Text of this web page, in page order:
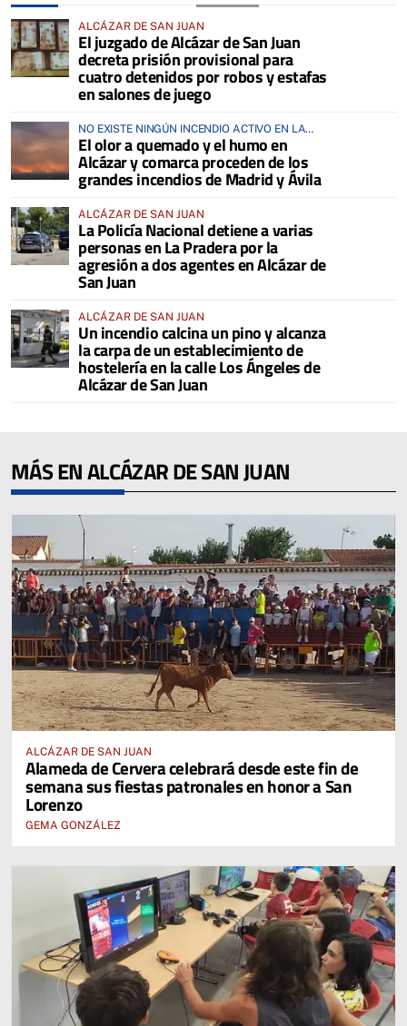
ALCÁZAR DE SAN JUAN
El juzgado de Alcázar de San Juan
decreta prisión provisional para
cuatro detenidos por robos y estafas
en salones de juego
NO EXISTE NINGÚN INCENDIO ACTIVO EN LA
COMARCA
El olor a quemado y el humo en
Alcázar y comarca proceden de los
grandes incendios de Madrid y Ávila
ALCÁZAR DE SAN JUAN
La Policía Nacional detiene a varias
personas en La Pradera por la
agresión a dos agentes en Alcázar de
San Juan
ALCÁZAR DE SAN JUAN
Un incendio calcina un pino y alcanza
la carpa de un establecimiento de
hostelería en la calle Los Ángeles de
Alcázar de San Juan
MÁS EN ALCÁZAR DE SAN JUAN
ALCÁZAR DE SAN JUAN
Alameda de Cervera celebrará desde este fin de
semana sus fiestas patronales en honor a San
Lorenzo
GEMA GONZÁLEZ